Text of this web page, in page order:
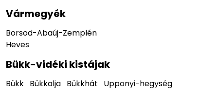
Vármegyék
Borsod-Abaúj-Zemplén
Heves
Bükk-vidéki kistájak
Bükk Bükkalja Bükkhát Upponyi-hegység